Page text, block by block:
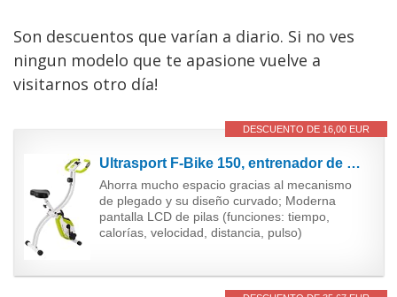
Son descuentos que varían a diario. Si no ves
ningun modelo que te apasione vuelve a
visitarnos otro día!
DESCUENTO DE 16,00 EUR
Ultrasport F-Bike 150, entrenador de bicicleta, ordenador de entrenamiento LCD, plegable, peso...
Ahorra mucho espacio gracias al mecanismo
de plegado y su diseño curvado; Moderna
pantalla LCD de pilas (funciones: tiempo,
calorías, velocidad, distancia, pulso)